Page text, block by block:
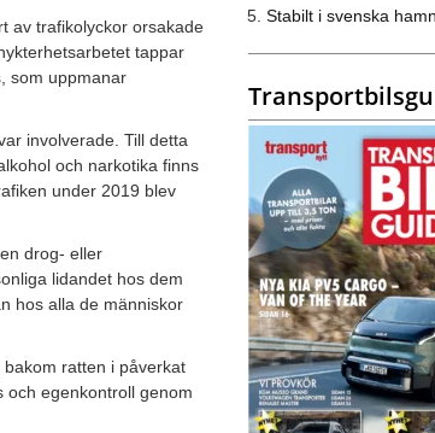
av trafikolyckor orsakade
tappar
som uppmanar
involverade. Till detta
och narkotika finns
under 2019 blev
drog- eller
lidandet hos dem
hos alla de människor
ratten i påverkat
och egenkontroll genom
Stabilt i svenska